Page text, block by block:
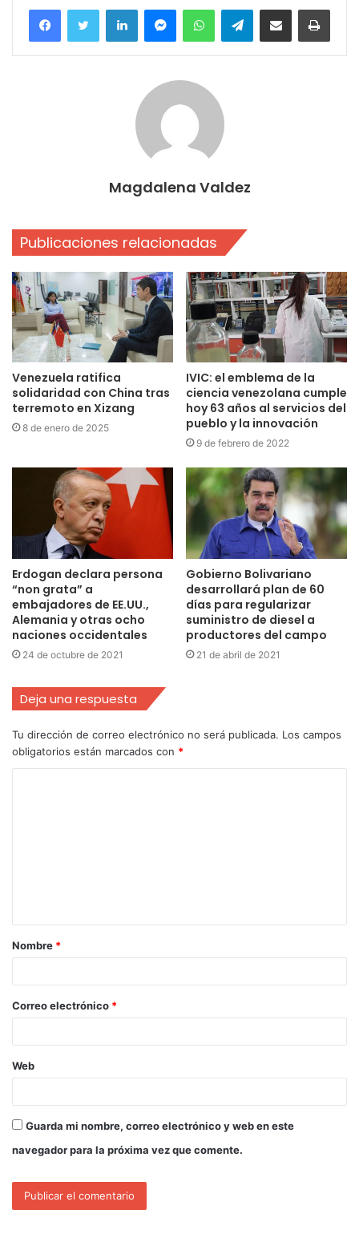
FacebookTwitter LinkedInMessengerWhatsAppTelegramCompartir por correo electrónico
Magdalena Valdez
Publicaciones relacionadas
Venezuela ratifica
solidaridad con China tras
terremoto en Xizang
8 de enero de 2025
IVIC: el emblema de la
ciencia venezolana cumple
hoy 63 años al servicios del
pueblo y la innovación
9 de febrero de 2022
Erdogan declara persona
“non grata” a
embajadores de EE.UU.,
Alemania y otras ocho
naciones occidentales
24 de octubre de 2021
Gobierno Bolivariano
desarrollará plan de 60
días para regularizar
suministro de diesel a
productores del campo
21 de abril de 2021
Deja una respuesta
Tu dirección de correo electrónico no será publicada. Los campos
obligatorios están marcados con *
Nombre *
Correo electrónico *
Web
Guarda mi nombre, correo electrónico y web en este
navegador para la próxima vez que comente.